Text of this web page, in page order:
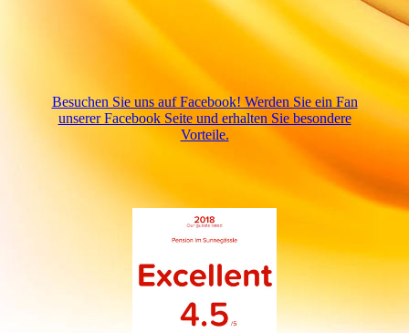
Besuchen Sie uns auf Facebook! Werden Sie ein Fan
unserer Facebook Seite und erhalten Sie besondere
Vorteile.